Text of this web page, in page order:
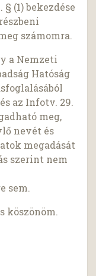
(1) bekezdése
számomra.
a Nemzeti
Hatóság
az Infotv. 29.
meg,
nevét és
megadását
szerint nem
sem.
köszönöm.